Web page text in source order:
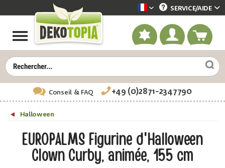
Dekotopia französisch
SERVICE/AIDE
Conseil& FAQ +49 (0)2871-2347790
Halloween
EUROPALMS Figurine d'Halloween
Clown Curby, animée, 155 cm